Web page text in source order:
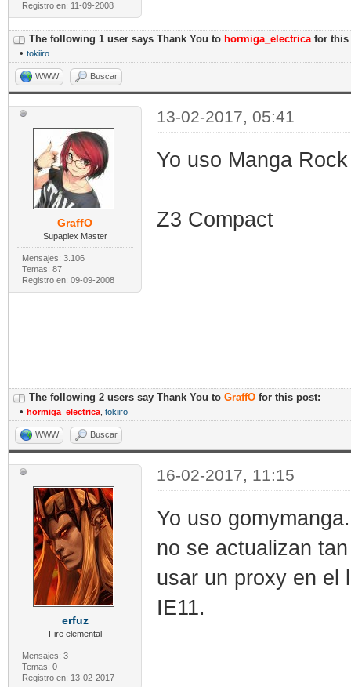
Registro en: 11-09-2008
The following 1 user says Thank You to hormiga_electricafor this
• tokiiro
WWW Buscar
GraffO
Supaplex Master
Mensajes: 3.106
Temas: 87
Registro en: 09-09-2008
13-02-2017, 05:41
Yo uso Manga
Z3 Compact
The following 2 users say Thank You to GraffO for this post:
• hormiga_electrica tokiiro
WWW Buscar
erfuz
Fire elemental
Mensajes: 3
Temas: 0
Registro en: 13-02-2017
16-02-2017, 11:15
Yo uso
no se actualizan
usar un proxy en el
IE11.